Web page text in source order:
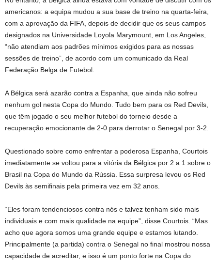
americanos: a equipa mudou a sua base de treino na quarta-feira,
com a aprovação da FIFA, depois de decidir que os seus campos
designados na Universidade Loyola Marymount, em Los Angeles,
“não atendiam aos padrões mínimos exigidos para as nossas
sessões de treino”, de acordo com um comunicado da Real
Federação Belga de Futebol.
A Bélgica será azarão contra a Espanha, que ainda não sofreu
nenhum gol nesta Copa do Mundo. Tudo bem para os Red Devils,
que têm jogado o seu melhor futebol do torneio desde a
recuperação emocionante de 2-0 para derrotar o Senegal por 3-2.
Questionado sobre como enfrentar a poderosa Espanha, Courtois
imediatamente se voltou para a vitória da Bélgica por 2 a 1 sobre o
Brasil na Copa do Mundo da Rússia. Essa surpresa levou os Red
Devils às semifinais pela primeira vez em 32 anos.
“Eles foram tendenciosos contra nós e talvez tenham sido mais
individuais e com mais qualidade na equipe”, disse Courtois. “Mas
acho que agora somos uma grande equipe e estamos lutando.
Principalmente (a partida) contra o Senegal no final mostrou nossa
capacidade de acreditar, e isso é um ponto forte na Copa do